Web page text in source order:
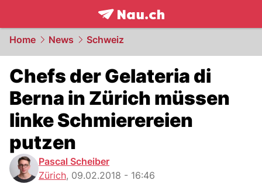
frontpage.NAU.ch
Home News Schweiz
Chefs der Gelateria di
Berna in Zürich müssen
linke Schmierereien
putzen
Pascal Scheiber
Zürich, 09.02.2018 - 16:46